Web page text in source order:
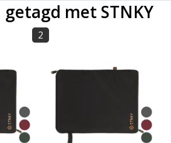
met STNKY
2